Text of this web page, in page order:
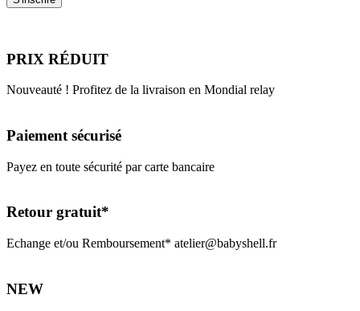
PRIX RÉDUIT
Nouveauté ! Profitez de la livraison en Mondial relay
Paiement sécurisé
Payez en toute sécurité par carte bancaire
Retour gratuit*
Echange et/ou Remboursement* atelier@babyshell.fr
NEW